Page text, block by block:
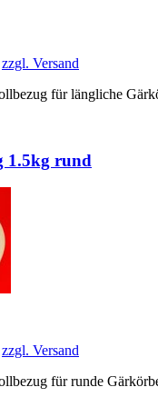
zzgl. Versand
für längliche
1.5kg rund
zzgl. Versand
für runde